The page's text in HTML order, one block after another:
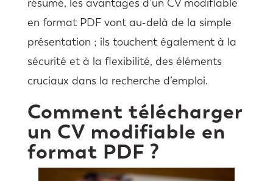
résumé, les avantages d’un CV modifiable
en format PDF vont au-delà de la simple
présentation ; ils touchent également à la
sécurité et à la flexibilité, des éléments
cruciaux dans la recherche d’emploi.
Comment télécharger
un CV modifiable en
format PDF ?